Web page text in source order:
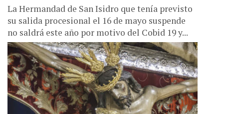
La Hermandad de San Isidro que tenía previsto
su salida procesional el 16 de mayo suspende
no saldrá este año por motivo del Cobid 19 y...